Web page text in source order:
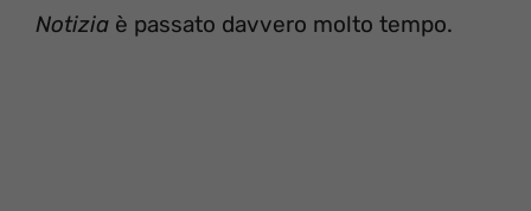
Notizia è passato davvero molto tempo.